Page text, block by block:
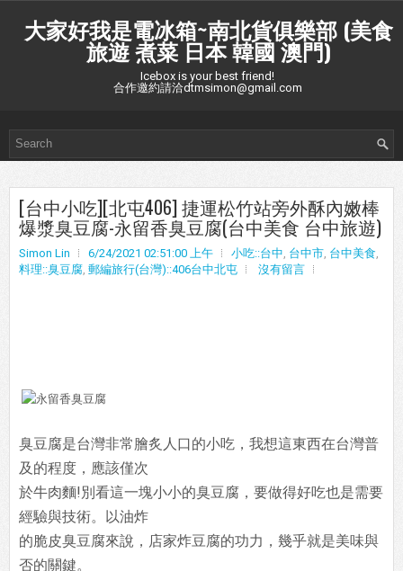
大家好我是電冰箱~南北貨俱樂部 (美食
旅遊 煮菜 日本 韓國 澳門)
Icebox is your best friend!
合作邀約請洽dtmsimon@gmail.com
[台中小吃][北屯406] 捷運松竹站旁外酥內嫩棒
爆漿臭豆腐-永留香臭豆腐(台中美食 台中旅遊)
Simon Lin 6/24/2021 02:51:00 上午 小吃::台中, 台中市, 台中美食,
料理::臭豆腐, 郵編旅行(台灣)::406台中北屯 沒有留言
臭豆腐是台灣非常膾炙人口的小吃，我想這東西在台灣普
及的程度，應該僅次
於牛肉麵!別看這一塊小小的臭豆腐，要做得好吃也是需要
經驗與技術。以油炸
的脆皮臭豆腐來說，店家炸豆腐的功力，幾乎就是美味與
否的關鍵。